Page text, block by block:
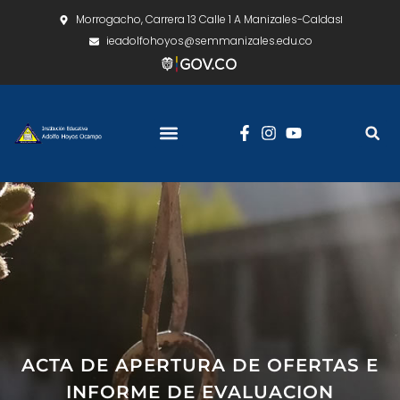
Morrogacho, Carrera 13 Calle 1 A Manizales-Caldas
ieadolfohoyos@semmanizales.edu.co
ACTA DE APERTURA DE OFERTAS E
INFORME DE EVALUACION